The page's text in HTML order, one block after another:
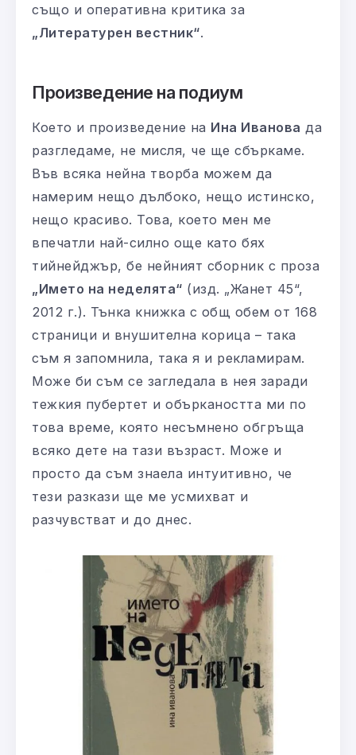
също и оперативна критика за
„Литературен вестник“.
Произведение на подиум
Което и произведение на Ина Иванова да
разгледаме, не мисля, че ще сбъркаме.
Във всяка нейна творба можем да
намерим нещо дълбоко, нещо истинско,
нещо красиво. Това, което мен ме
впечатли най-силно още като бях
тийнейджър, бе нейният сборник с проза
„Името на неделята“ (изд. „Жанет 45“,
2012 г.). Тънка книжка с общ обем от 168
страници и внушителна корица – така
съм я запомнила, така я и рекламирам.
Може би съм се загледала в нея заради
тежкия пубертет и объркаността ми по
това време, която несъмнено обгръща
всяко дете на тази възраст. Може и
просто да съм знаела интуитивно, че
тези разкази ще ме усмихват и
разчувстват и до днес.